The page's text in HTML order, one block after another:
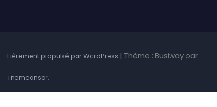
Fièrement propulsé par WordPress | Thème : Busiway par
Themeansar.